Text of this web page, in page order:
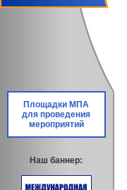
Площадки МПА
для проведения
мероприятий
Наш баннер: